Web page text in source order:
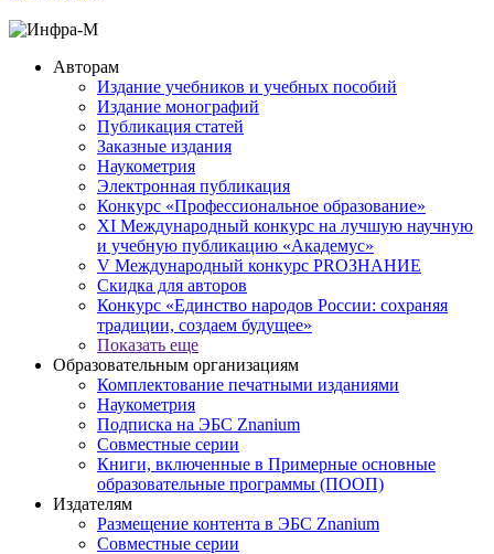
Авторам
Издание учебников и учебных пособий
Издание монографий
Публикация статей
Заказные издания
Наукометрия
Электронная публикация
Конкурс «Профессиональное образование»
XI Международный конкурс на лучшую научную
и учебную публикацию «Академус»
V Международный конкурс PROЗНАНИЕ
Скидка для авторов
Конкурс «Единство народов России: сохраняя
традиции, создаем будущее»
Показать еще
Образовательным организациям
Комплектование печатными изданиями
Наукометрия
Подписка на ЭБС Znanium
Совместные серии
Книги, включенные в Примерные основные
образовательные программы (ПООП)
Издателям
Размещение контента в ЭБС Znanium
Совместные серии